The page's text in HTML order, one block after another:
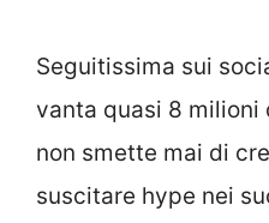
Seguitissima sui
vanta quasi 8 milioni
non smette mai di
suscitare hype nei